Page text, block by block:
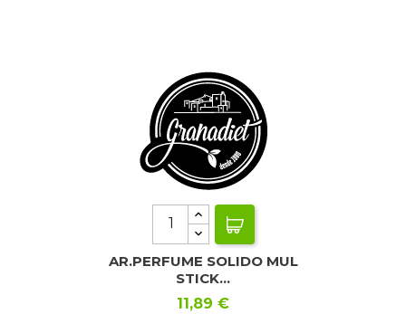
AR.PERFUME SOLIDO MUL
STICK...
Precio
11,89 €